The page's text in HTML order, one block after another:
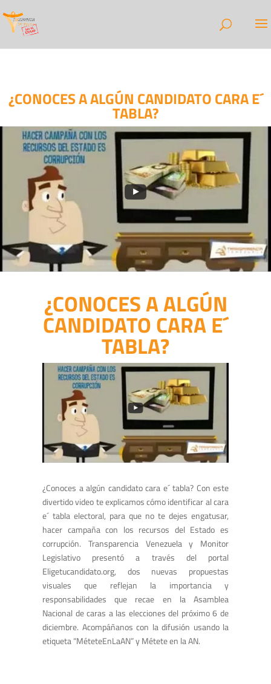
¿CONOCES A ALGÚN CANDIDATO CARA E´
TABLA?
¿CONOCES A ALGÚN
CANDIDATO CARA E´
TABLA?
¿Conoces a algún candidato cara e´ tabla? Con este
divertido video te explicamos cómo identificar al cara
e´ tabla electoral, para que no te dejes engatusar,
hacer campaña con los recursos del Estado es
corrupción. Transparencia Venezuela y Monitor
Legislativo presentó a través del portal
Eligetucandidato.org, dos nuevas propuestas
visuales que reflejan la importancia y
responsabilidades que recae en la Asamblea
Nacional de caras a las elecciones del próximo 6 de
diciembre. Acompáñanos con la difusión usando la
etiqueta “MéteteEnLaAN” y Métete en la AN.